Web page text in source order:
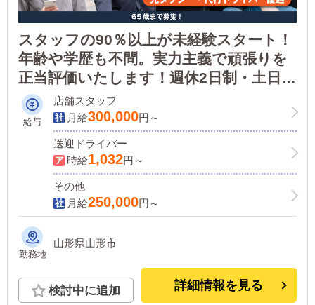
スタッフの90％以上が未経験スタート！
年齢や学歴も不問。実力主義で頑張りを
正当評価いたします！週休2日制・土日祝
休み可など、働きやすさも特徴です！
給与
店舗スタッフ
月給300,000円～
送迎ドライバー
時給1,032円～
その他
月給250,000円～
勤務地
山形県山形市
検討中に追加 詳細情報を見る